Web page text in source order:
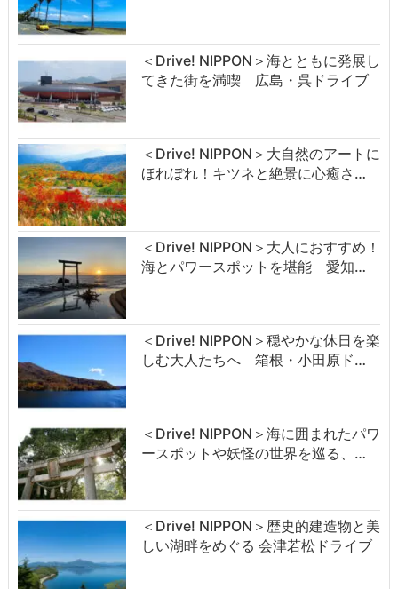
＜Drive! NIPPON＞海とともに発展し
てきた街を満喫 広島・呉ドライブ
＜Drive! NIPPON＞大自然のアートに
ほれぼれ！キツネと絶景に心癒さ…
＜Drive! NIPPON＞大人におすすめ！
海とパワースポットを堪能 愛知…
＜Drive! NIPPON＞穏やかな休日を楽
しむ大人たちへ 箱根・小田原ド…
＜Drive! NIPPON＞海に囲まれたパワ
ースポットや妖怪の世界を巡る、…
＜Drive! NIPPON＞歴史的建造物と美
しい湖畔をめぐる 会津若松ドライブ